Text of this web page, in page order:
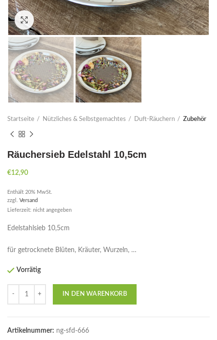
Click to enlarge
Startseite Nützliches & Selbstgemachtes Duft-Räuchern Zubehör
Räuchersieb Edelstahl 10,5cm
€12,90
Enthält 20% MwSt.
zzgl. Versand
Lieferzeit: nicht angegeben
Edelstahlsieb 10,5cm
für getrocknete Blüten, Kräuter, Wurzeln, …
Vorrätig
IN DEN WARENKORB
Artikelnummer: ng-sfd-666